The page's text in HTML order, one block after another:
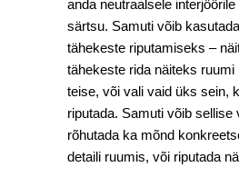
anda neutraalsele
särtsu. Samuti võib
tähekeste riputamiseks –
tähekeste rida näiteks ruumi
teise, või vali vaid üks sein,
riputada. Samuti võib sellise
rõhutada ka mõnd
detaili ruumis, või riputada